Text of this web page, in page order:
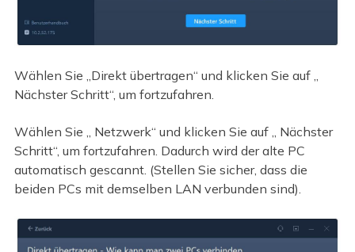
Wählen Sie „Direkt übertragen“ und klicken Sie auf „
Nächster Schritt“, um fortzufahren.
Wählen Sie „ Netzwerk“ und klicken Sie auf „ Nächster
Schritt“, um fortzufahren. Dadurch wird der alte PC
automatisch gescannt. (Stellen Sie sicher, dass die
beiden PCs mit demselben LAN verbunden sind).